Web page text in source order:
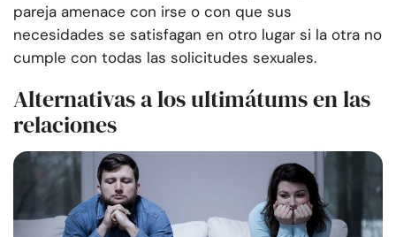
pareja amenace con irse o con que sus
necesidades se satisfagan en otro lugar si la otra no
cumple con todas las solicitudes sexuales.
Alternativas a los ultimátums en las
relaciones